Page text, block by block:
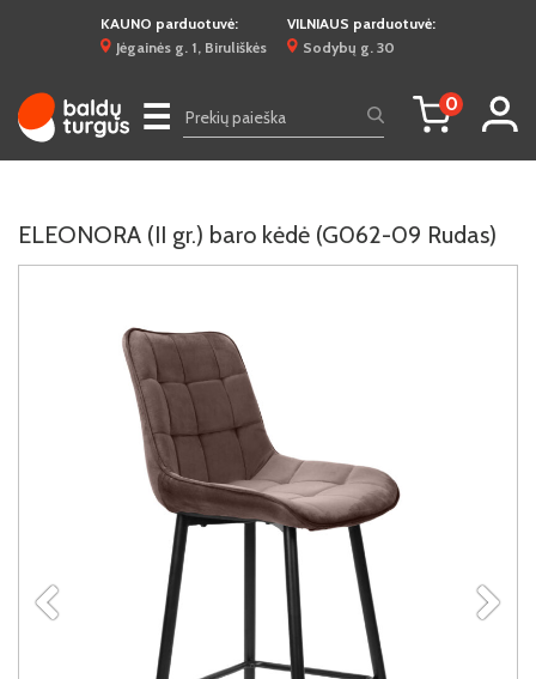
KAUNO parduotuvė:
Jėgainės g. 1, Biruliškės
VILNIAUS parduotuvė:
Sodybų g. 30
☰ 0
ELEONORA (II gr.) baro kėdė (G062-09 Rudas)